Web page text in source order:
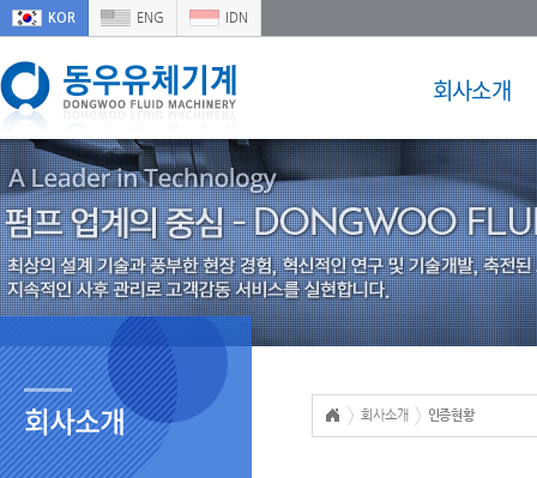
KOR ENG IDN
회사소개
회사소개 회사소개 인증현황